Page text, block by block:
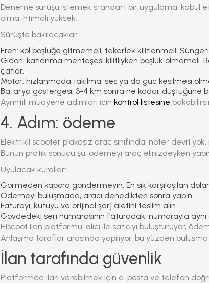
Deneme sürüşü istemek standart bir uygulama; kabul
olma ihtimali yüksek.
Sürüşte bakılacaklar:
Fren: kol boşluğa gitmemeli, tekerlek kilitlenmeli.
Gidon: katlanma menteşesi kilitliyken boşluk olmamalı.
çatlar.
Motor: hızlanmada takılma, ses ya da güç kesilmesi
Batarya göstergesi: 3-4 km sonra ne kadar düştüğüne
Ayrıntılı muayene adımları için kontrol listesine
4. Adım: ödeme
Elektrikli scooter plakasız araç sınıfında; noter devri
Bunun pratik sonucu şu: ödemeyi araç elinizdeyken
Uyulacak kurallar:
Görmeden kapora göndermeyin. En sık karşılaşılan
Ödemeyi buluşmada, aracı denedikten sonra yapın.
Faturayı, kutuyu ve orijinal şarj aletini teslim alın.
Gövdedeki seri numarasının faturadaki numarayla
Hiscoot ilan platformu; alıcı ile satıcıyı buluşturuyor,
Anlaşma taraflar arasında yapılıyor, bu yüzden
İlan tarafında güvenlik
Platformda ilan verebilmek için e-posta ve telefon